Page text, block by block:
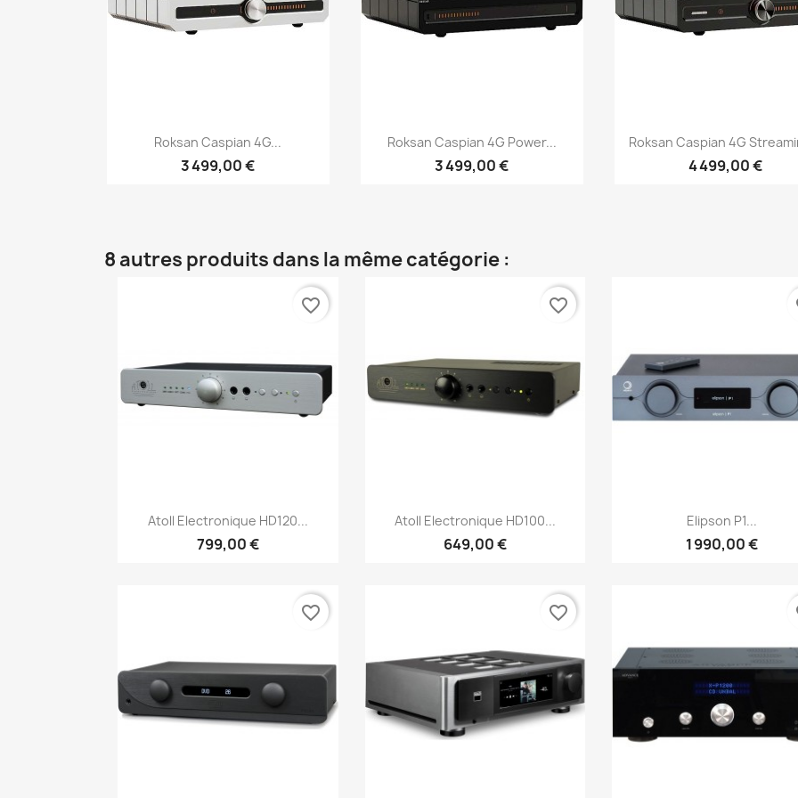
Aperçu rapide
Roksan Caspian 4G...
3 499,00 €
Aperçu rapide
Roksan Caspian 4G Power...
3 499,00 €
Aperçu rapide
Roksan Caspian 4G
4 499,00 €
8 autres produits dans la même catégorie :
Aperçu rapide
Atoll Electronique HD120...
799,00 €
favorite_border
Aperçu rapide
Atoll Electronique HD100...
649,00 €
favorite_border
Aperçu rapide
Elipson P1...
1 990,00 €
favorite_border favorite_border